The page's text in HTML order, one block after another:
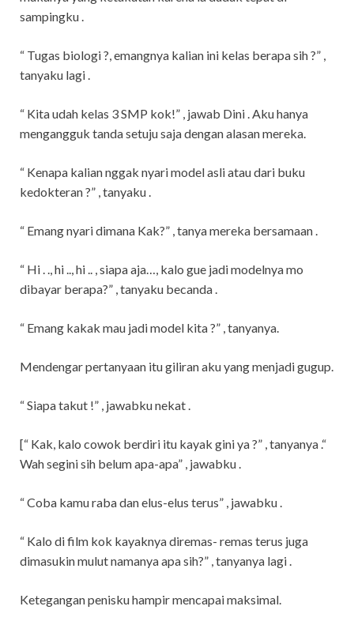
sampingku .
“ Tugas biologi ?, emangnya kalian ini kelas berapa sih ?” ,
tanyaku lagi .
“ Kita udah kelas 3 SMP kok!” , jawab Dini . Aku hanya
mengangguk tanda setuju saja dengan alasan mereka.
“ Kenapa kalian nggak nyari model asli atau dari buku
kedokteran ?” , tanyaku .
“ Emang nyari dimana Kak?” , tanya mereka bersamaan .
“ Hi . ., hi .., hi .. , siapa aja…, kalo gue jadi modelnya mo
dibayar berapa?” , tanyaku becanda .
“ Emang kakak mau jadi model kita ?” , tanyanya.
Mendengar pertanyaan itu giliran aku yang menjadi gugup.
“ Siapa takut !” , jawabku nekat .
[“ Kak, kalo cowok berdiri itu kayak gini ya ?” , tanyanya .“
Wah segini sih belum apa-apa” , jawabku .
“ Coba kamu raba dan elus-elus terus” , jawabku .
“ Kalo di film kok kayaknya diremas- remas terus juga
dimasukin mulut namanya apa sih?” , tanyanya lagi .
Ketegangan penisku hampir mencapai maksimal.